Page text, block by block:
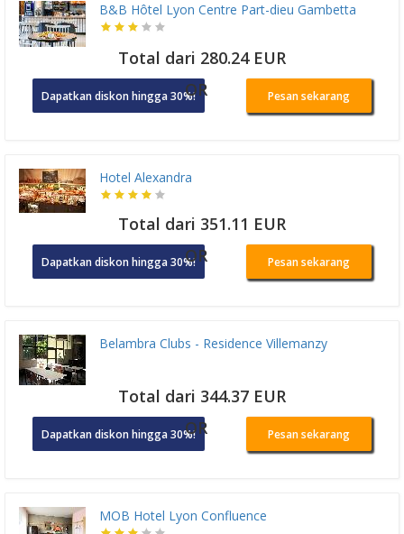
B&B Hôtel Lyon Centre Part-dieu Gambetta
Total dari 280.24 EUR
Dapatkan diskon hingga 30%!OR Pesan sekarang
Hotel Alexandra
Total dari 351.11 EUR
Dapatkan diskon hingga 30%!OR Pesan sekarang
Belambra Clubs - Residence Villemanzy
Total dari 344.37 EUR
Dapatkan diskon hingga 30%!OR Pesan sekarang
MOB Hotel Lyon Confluence